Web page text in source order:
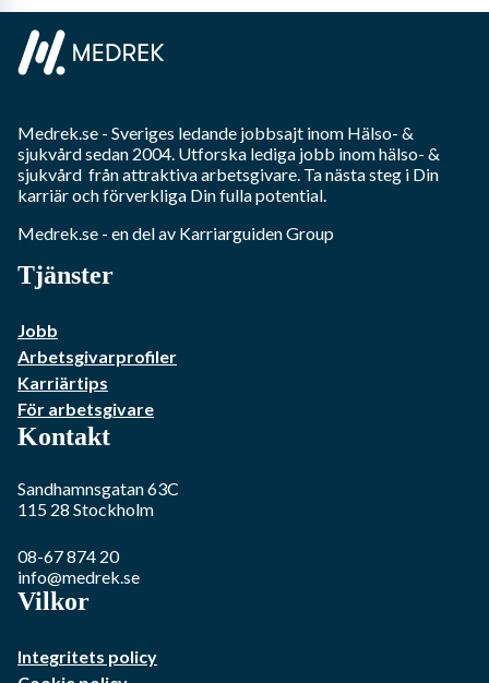
Medrek.se - Sveriges ledande jobbsajt inom Hälso- &
sjukvårdsedan 2004. Utforska lediga jobb inomhälso- &
sjukvård från attraktiva arbetsgivare. Ta nästa steg i Din
karriär och förverkliga Din fulla potential.
Medrek.se - en del av Karriarguiden Group
Tjänster
Jobb
Arbetsgivarprofiler
Karriärtips
För arbetsgivare
Kontakt
Sandhamnsgatan 63C
115 28 Stockholm
08-67 874 20
info@medrek.se
Vilkor
Integritets policy